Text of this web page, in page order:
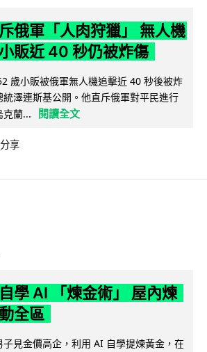
俄軍「人肉狩獵」 無人機
販近 40 秒仍被炸傷
歲小販被俄軍無人機追擊近 40 秒後被炸
澤連斯基公開。他直斥俄軍對平民進行
克蘭...
閱讀全文
分享
學 AI 「煉金術」 屋內煉
全區
子見金價高企，利用 AI 自學提煉黃金，在